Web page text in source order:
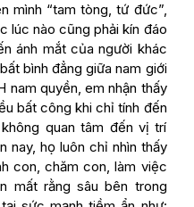
mình “tam tòng, tứ đức”,
lúc nào cũng phải kín đáo
ánh mắt của người khác
bình đẳng giữa nam giới
nam quyền, em nhận thấy
bất công khi chỉ tính đến
quan tâm đến vị trí
nay, họ luôn chỉ nhìn thấy
con, chăm con, làm việc
mất rằng sâu bên trong